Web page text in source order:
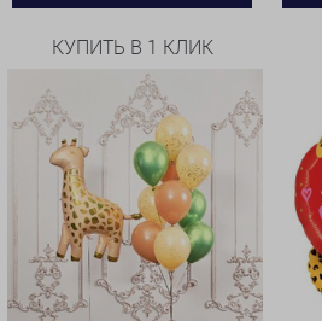
КУПИТЬ В 1 КЛИК